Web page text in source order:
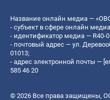
Название онлайн медиа —
- субъект в сфере онлайн
- идентификатор медиа — R40-
- почтовый адрес — ул.
01013;
- адрес электронной почты —
585 46 20
© 2026 Все права защищены,